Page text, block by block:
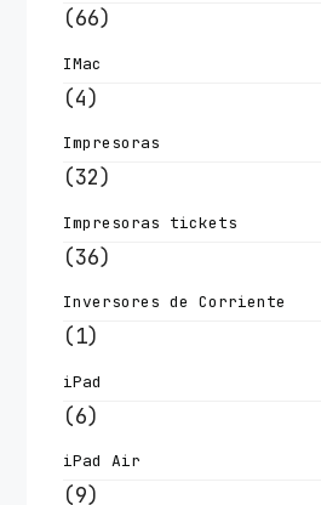
(66)
IMac
(4)
Impresoras
(32)
Impresoras tickets
(36)
Inversores de Corriente
(1)
iPad
(6)
iPad Air
(9)